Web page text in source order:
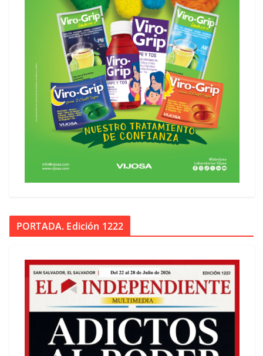
PORTADA. Edición 1222